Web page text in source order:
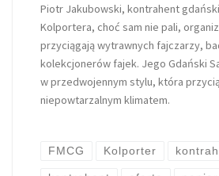
Piotr Jakubowski, kontrahent
Kolportera, choć sam nie pali,
przyciągają wytrawnych fajczarzy,
kolekcjonerów fajek. Jego Gdański
w przedwojennym stylu, która
niepowtarzalnym klimatem.
FMCG Kolporter